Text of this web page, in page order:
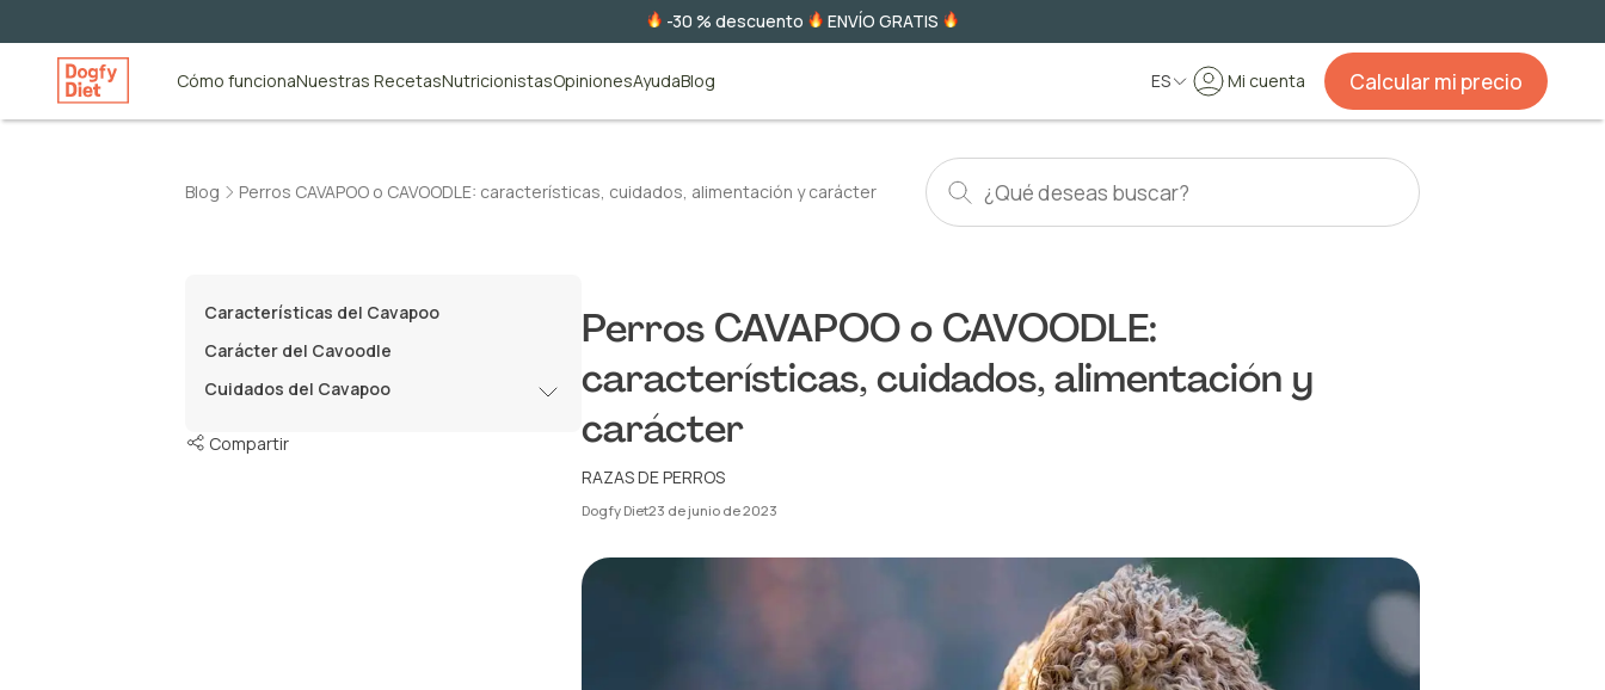
-30 % descuento ENVÍO GRATIS
Cómo funcionaNuestras RecetasNutricionistasOpinionesAyudaBlog Mi cuenta
ES Calcular mi precio
Blog Perros CAVAPOO o CAVOODLE: características, cuidados, alimentación y carácter
Características del Cavapoo
Carácter del Cavoodle
Cuidados del Cavapoo
Compartir
Perros CAVAPOO o CAVOODLE:
características, cuidados, alimentación y
carácter
RAZAS DE PERROS
Dogfy Diet23 de junio de 2023